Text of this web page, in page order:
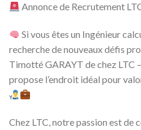
Annonce de Recrutement
Si vous êtes un Ingénieur
recherche de nouveaux défis
Timotté GARAYT de chez LTC
propose l’endroit idéal pour
Chez LTC, notre passion est de